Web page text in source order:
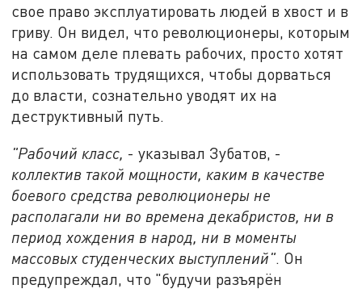
свое право эксплуатировать людей в хвост и в
гриву. Он видел, что революционеры, которым
на самом деле плевать рабочих, просто хотят
использовать трудящихся, чтобы дорваться
до власти, сознательно уводят их на
деструктивный путь.
"Рабочий класс, - указывал Зубатов, -
коллектив такой мощности, каким в качестве
боевого средства революционеры не
располагали ни во времена декабристов, ни в
период хождения в народ, ни в моменты
массовых студенческих выступлений" . Он
предупреждал, что "будучи разъярён